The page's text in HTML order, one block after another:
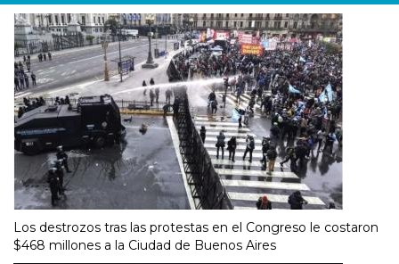
Los destrozos tras las protestas en el Congreso le costaron
$468 millones a la Ciudad de Buenos Aires